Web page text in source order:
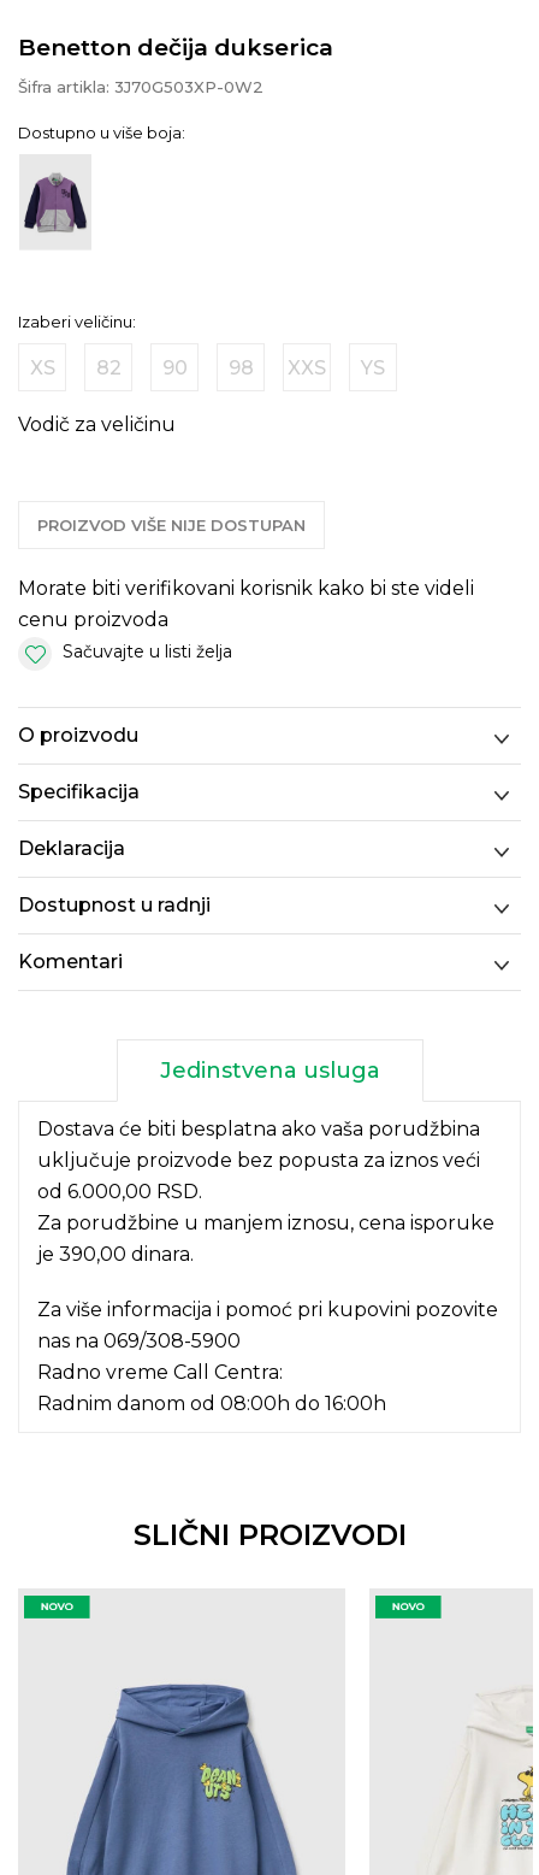
Benetton dečija dukserica
Šifra artikla: 3J70G503XP-0W2
Dostupno u više boja:
Izaberi veličinu:
XS 82 90 98 XXS YS
Vodič za veličinu
PROIZVOD VIŠE NIJE DOSTUPAN
Morate biti verifikovani korisnik kako bi ste videli
cenu proizvoda
Sačuvajte u listi želja
O proizvodu
Specifikacija
Deklaracija
Dostupnost u radnji
Komentari
Jedinstvena usluga
Dostava će biti besplatna ako vaša porudžbina
uključuje proizvode bez popusta za iznos veći
od 6.000,00 RSD.
Za porudžbine u manjem iznosu, cena isporuke
je 390,00 dinara.
Za više informacija i pomoć pri kupovini pozovite
nas na 069/308-5900
Radno vreme Call Centra:
Radnim danom od 08:00h do 16:00h
SLIČNI PROIZVODI